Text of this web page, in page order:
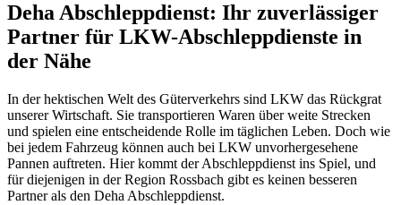
Deha Abschleppdienst: Ihr zuverlässiger
Partner für LKW-Abschleppdienste in
der Nähe
In der hektischen Welt des Güterverkehrs sind LKW das Rückgrat
unserer Wirtschaft. Sie transportieren Waren über weite Strecken
und spielen eine entscheidende Rolle im täglichen Leben. Doch wie
bei jedem Fahrzeug können auch bei LKW unvorhergesehene
Pannen auftreten. Hier kommt der Abschleppdienst ins Spiel, und
für diejenigen in der Region Rossbach gibt es keinen besseren
Partner als den Deha Abschleppdienst.